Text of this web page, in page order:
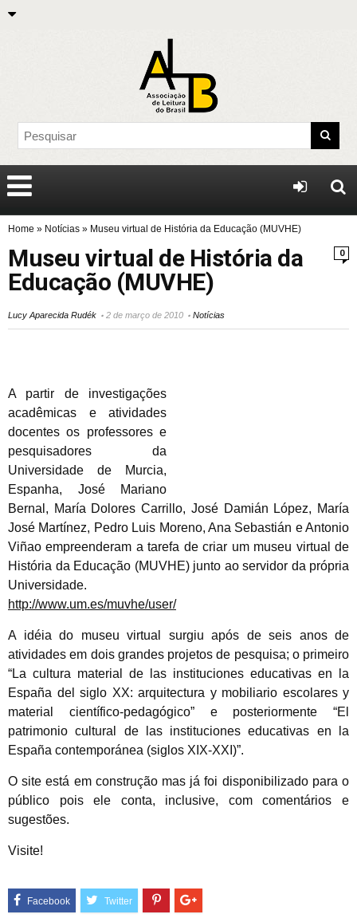
Home » Notícias » Museu virtual de História da Educação (MUVHE)
0
Museu virtual de História da
Educação (MUVHE)
Lucy Aparecida Rudék 2 de março de 2010 Notícias
A partir de investigações
acadêmicas e atividades
docentes os professores e
pesquisadores da
Universidade de Murcia,
Espanha, José Mariano
Bernal, María Dolores Carrillo, José Damián López, María
José Martínez, Pedro Luis Moreno, Ana Sebastián e Antonio
Viñao empreenderam a tarefa de criar um museu virtual de
História da Educação (MUVHE) junto ao servidor da própria
Universidade.
http://www.um.es/muvhe/user/
A idéia do museu virtual surgiu após de seis anos de
atividades em dois grandes projetos de pesquisa; o primeiro
“La cultura material de las instituciones educativas en la
España del siglo XX: arquitectura y mobiliario escolares y
material científico-pedagógico” e posteriormente “El
patrimonio cultural de las instituciones educativas en la
España contemporánea (siglos XIX-XXI)”.
O site está em construção mas já foi disponibilizado para o
público pois ele conta, inclusive, com comentários e
sugestões.
Visite!